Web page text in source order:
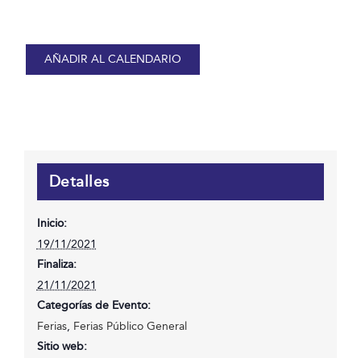
AÑADIR AL CALENDARIO
Detalles
Inicio:
19/11/2021
Finaliza:
21/11/2021
Categorías de Evento:
Ferias, Ferias Público General
Sitio web: